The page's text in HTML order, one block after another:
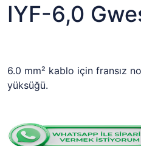
IYF-6,0
6.0 mm² kablo için fransız
yüksüğü.